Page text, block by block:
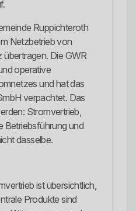
Ruppichteroth
Netzbetrieb von
Die GWR
operative
und hat das
verpachtet. Das
Stromvertrieb,
Betriebsführung und
dasselbe.
ist übersichtlich,
Produkte sind